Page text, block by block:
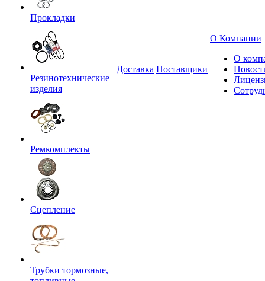
Прокладки
Резинотехнические
изделия
Ремкомплекты
Сцепление
Трубки тормозные,
Доставка Поставщики
О Компании
О